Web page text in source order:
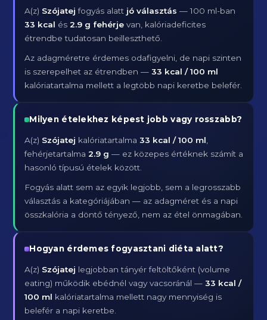
A(z) Szójatej fogyás alatt jó választás — 100 ml-ban
33 kcal és2.9 g fehérje van, kalóriadeficites
étrendbe tudatosan beilleszthető.
Az adagméretre érdemes odafigyelni, de napi szinten
is szerepelhet az étrendben —33 kcal / 100 ml
kalóriatartalma mellett a legtöbb napi keretbe belefér.
Milyen ételekhez képest jobb vagy rosszabb?
A(z) Szójatej kalóriatartalma33 kcal / 100 ml
fehérjetartalma2.9 g — ez közepes értéknek számít a
hasonló típusú ételek között.
Fogyás alatt sem az egyik legjobb, sem a legrosszabb
választás a kategóriájában — az adagméret és a napi
összkalória a döntő tényező, nem az étel önmagában.
Hogyan érdemes fogyasztani diéta alatt?
A(z) Szójatej legjobban tányér feltöltőként (volume
eating) működik ebédnél vagy vacsoránál —33 kcal /
100 ml kalóriatartalma mellett nagy mennyiség is
belefér a napi keretbe.